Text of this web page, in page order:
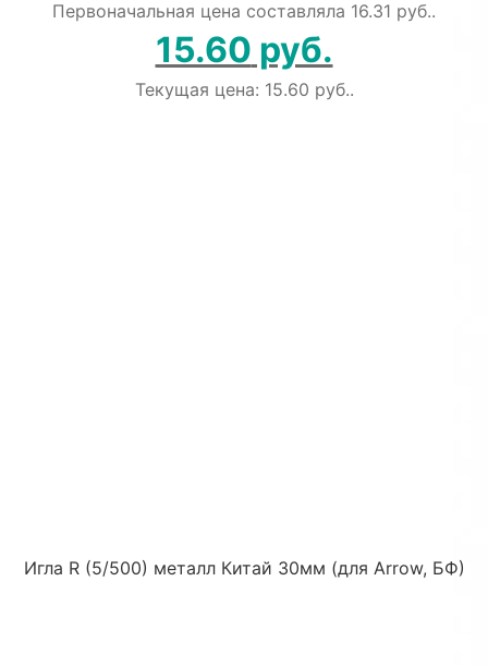
Первоначальная цена составляла 16.31 руб..
15.60 руб.
Текущая цена: 15.60 руб..
Игла R (5/500) металл Китай 30мм (для Arrow, БФ)